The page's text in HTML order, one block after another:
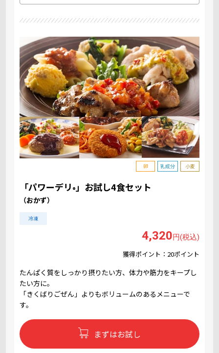
卵 乳成分 小麦
「パワーデリ ® 」お試し4食セット
（おかず）
冷凍
4,320円(税込)
獲得ポイント：20ポイント
たんぱく質をしっかり摂りたい方、体力や筋力をキープし
たい方に。
「きくばりごぜん」よりもボリュームのあるメニューで
す。
まずはお試し